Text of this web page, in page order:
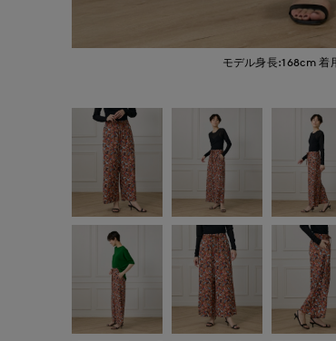
モデル身長:168cm 着